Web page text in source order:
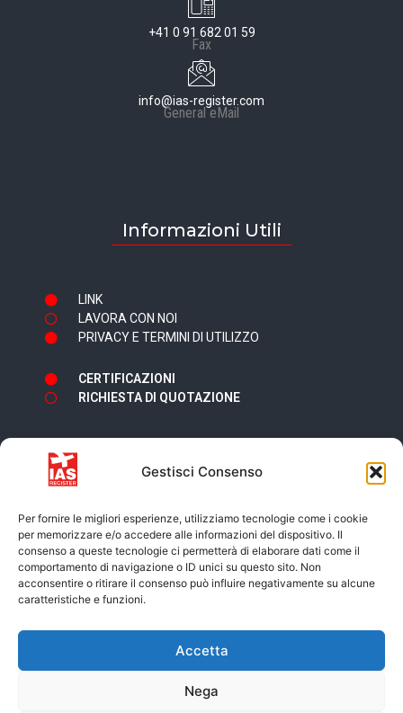
Gestisci Consenso
Per fornire le migliori esperienze, utilizziamo tecnologie come i cookie
per memorizzare e/o accedere alle informazioni del dispositivo. Il
consenso a queste tecnologie ci permetterà di elaborare dati come il
comportamento di navigazione o ID unici su questo sito. Non
acconsentire o ritirare il consenso può influire negativamente su alcune
caratteristiche e funzioni.
Accetta
Nega
+41 0 91 682 01 59
Fax
info@ias-register.com
General eMail
Informazioni Utili
LINK
LAVORA CON NOI
PRIVACY E TERMINI DI UTILIZZO
CERTIFICAZIONI
RICHIESTA DI QUOTAZIONE
Newsletter
ISCRIVITI